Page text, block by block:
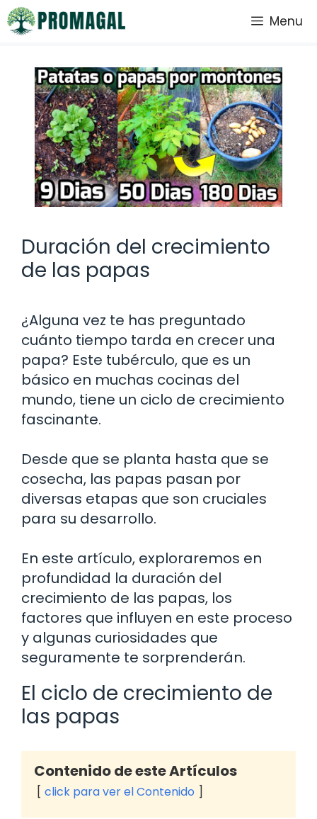
Saltar
al
Menu
Duración del crecimiento
de las papas
¿Alguna vez te has preguntado
cuánto tiempo tarda en crecer una
papa? Este tubérculo, que es un
básico en muchas cocinas del
mundo, tiene un ciclo de crecimiento
fascinante.
Desde que se planta hasta que se
cosecha, las papas pasan por
diversas etapas que son cruciales
para su desarrollo.
En este artículo, exploraremos en
profundidad la duración del
crecimiento de las papas, los
factores que influyen en este proceso
y algunas curiosidades que
seguramente te sorprenderán.
El ciclo de crecimiento de
las papas
Contenido de este Artículos
click para ver el Contenido